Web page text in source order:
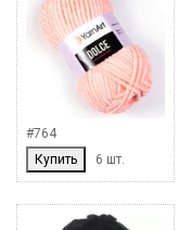
#764
Купить
6 шт.